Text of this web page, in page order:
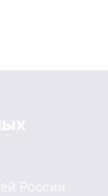
России